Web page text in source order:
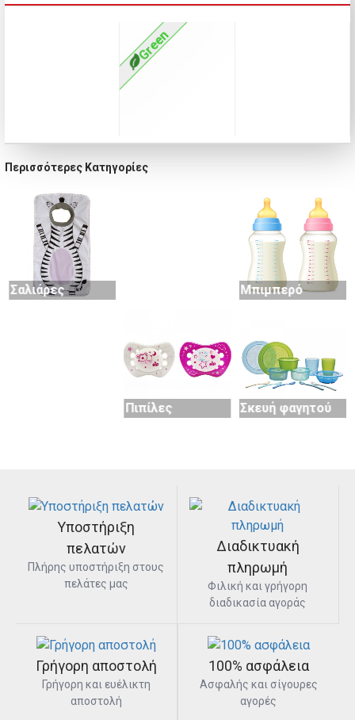
Green
Περισσότερες Κατηγορίες
Σαλιάρες Μπιμπερό
Μασητικά
Πιπίλες Σκευή φαγητού
Υποστήριξη
πελατών
Πλήρης υποστήριξη στους
πελάτες μας
Διαδικτυακή
πληρωμή
Φιλική και γρήγορη
διαδικασία αγοράς
Γρήγορη αποστολή
Γρήγορη και ευέλικτη
αποστολή
100% ασφάλεια
Ασφαλής και σίγουρες
αγορές